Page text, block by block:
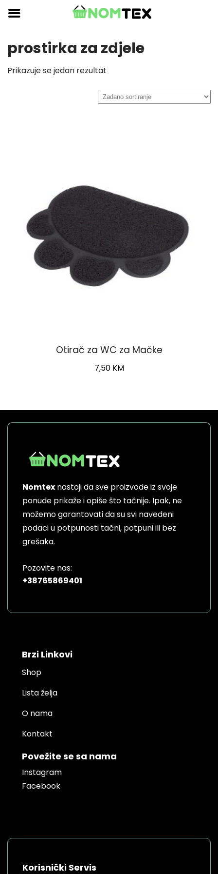
Skip
content
prostirka za zdjele
Prikazuje se jedan rezultat
Otirač za WC za Mačke
7,50 KM
Nomtex nastoji da sve proizvode iz svoje
ponude prikaže i opiše što tačnije. Ipak, ne
možemo garantovati da su svi navedeni
podaci u potpunosti tačni, potpuni ili bez
grešaka.
Pozovite nas:
+38765869401
Brzi Linkovi
Shop
Lista želja
O nama
Kontakt
Povežite se sa nama
Instagram
Facebook
Korisnički Servis